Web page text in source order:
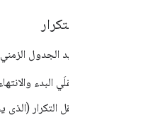
قاعدة التكرار
يتم تحديد الجدول
حقلَي البدء
حقل التكرار